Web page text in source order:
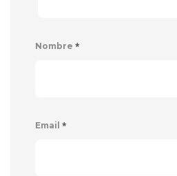
Nombre *
Email *